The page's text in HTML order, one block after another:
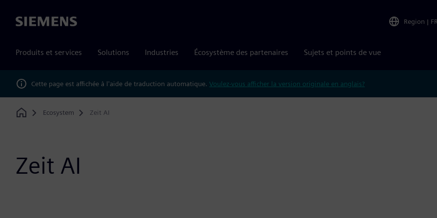
Siemens Region | FR
Produits et services Solutions Industries Écosystème des partenaires Sujets et points de vue
Cette page est affichée à l'aide de traduction automatique. Voulez-vous afficher la version originale en anglais?
Home
Ecosystem Zeit AI
Zeit AI